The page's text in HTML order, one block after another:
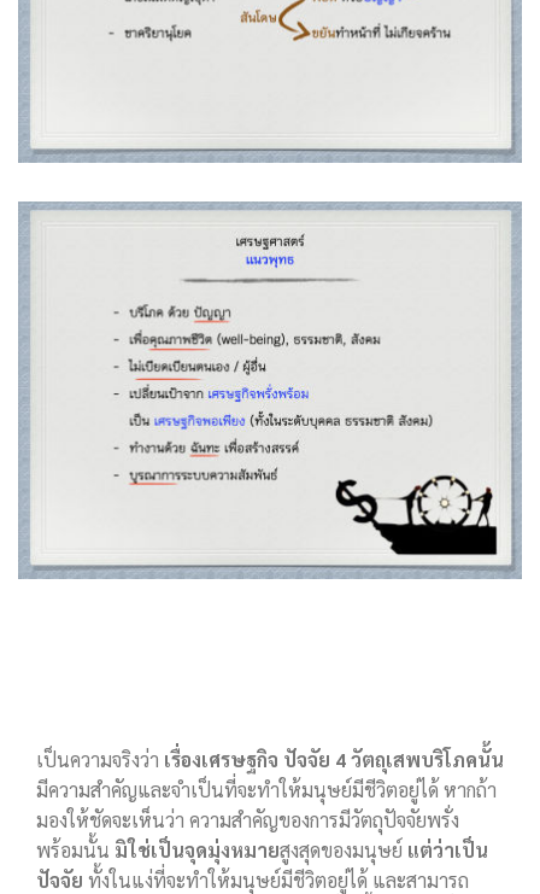
เป็นความจริงว่า เรื่องเศรษฐกิจ ปัจจัย 4 วัตถุเสพบริโภคนั้น
มีความสำคัญและจำเป็นที่จะทำให้มนุษย์มีชีวิตอยู่ได้ หากถ้า
มองให้ชัดจะเห็นว่า ความสำคัญของการมีวัตถุปัจจัยพรั่ง
พร้อมนั้น มิใช่เป็นจุดมุ่งหมายสูงสุดของมนุษย์ แต่ว่าเป็น
ปัจจัย ทั้งในแง่ที่จะทำให้มนุษย์มีชีวิตอยู่ได้ และสามารถ